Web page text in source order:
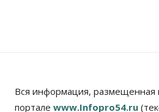
Вся информация, размещенная
портале www.Infopro54.ru